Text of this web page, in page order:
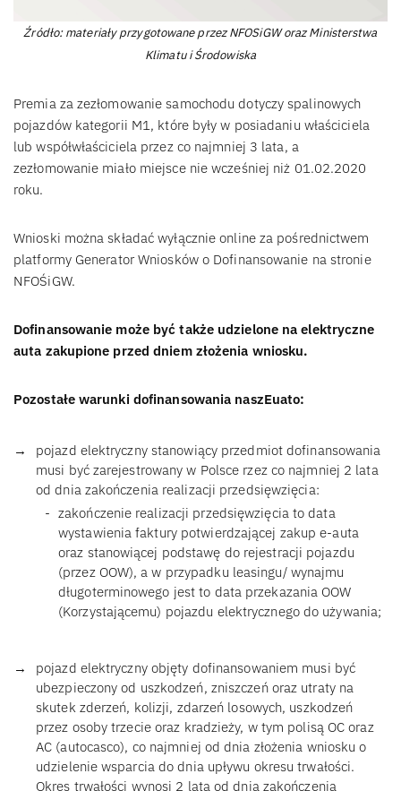
Źródło: materiały przygotowane przez NFOSiGW oraz Ministerstwa
Klimatu i Środowiska
Premia za zezłomowanie samochodu dotyczy spalinowych
pojazdów kategorii M1, które były w posiadaniu właściciela
lub współwłaściciela przez co najmniej 3 lata, a
zezłomowanie miało miejsce nie wcześniej niż 01.02.2020
roku.
Wnioski można składać wyłącznie online za pośrednictwem
platformy Generator Wniosków o Dofinansowanie na stronie
NFOŚiGW.
Dofinansowanie może być także udzielone na elektryczne
auta zakupione przed dniem złożenia wniosku.
Pozostałe warunki dofinansowania naszEuato:
pojazd elektryczny stanowiący przedmiot dofinansowania
musi być zarejestrowany w Polsce rzez co najmniej 2 lata
od dnia zakończenia realizacji przedsięwzięcia:
zakończenie realizacji przedsięwzięcia to data
wystawienia faktury potwierdzającej zakup e-auta
oraz stanowiącej podstawę do rejestracji pojazdu
(przez OOW), a w przypadku leasingu/ wynajmu
długoterminowego jest to data przekazania OOW
(Korzystającemu) pojazdu elektrycznego do używania;
pojazd elektryczny objęty dofinansowaniem musi być
ubezpieczony od uszkodzeń, zniszczeń oraz utraty na
skutek zderzeń, kolizji, zdarzeń losowych, uszkodzeń
przez osoby trzecie oraz kradzieży, w tym polisą OC oraz
AC (autocasco), co najmniej od dnia złożenia wniosku o
udzielenie wsparcia do dnia upływu okresu trwałości.
Okres trwałości wynosi 2 lata od dnia zakończenia